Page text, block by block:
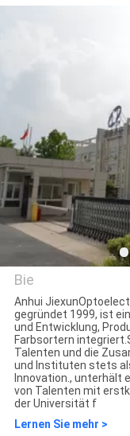
IN
FORDERN
SIE
EIN
ZITAT
SITEMAP
Anhui
Bie
Anhui
gegründet 1999, ist
und Entwicklung,
Farbsortern
Talenten und die
und Instituten stets
Innovation., unterhält
von Talenten mit
der Universität f
Lernen Sie mehr >